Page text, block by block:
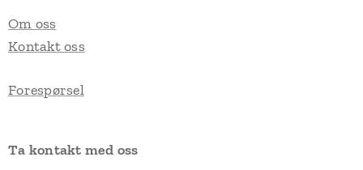
Om oss
Kontakt oss
Forespørsel
Ta kontakt med oss